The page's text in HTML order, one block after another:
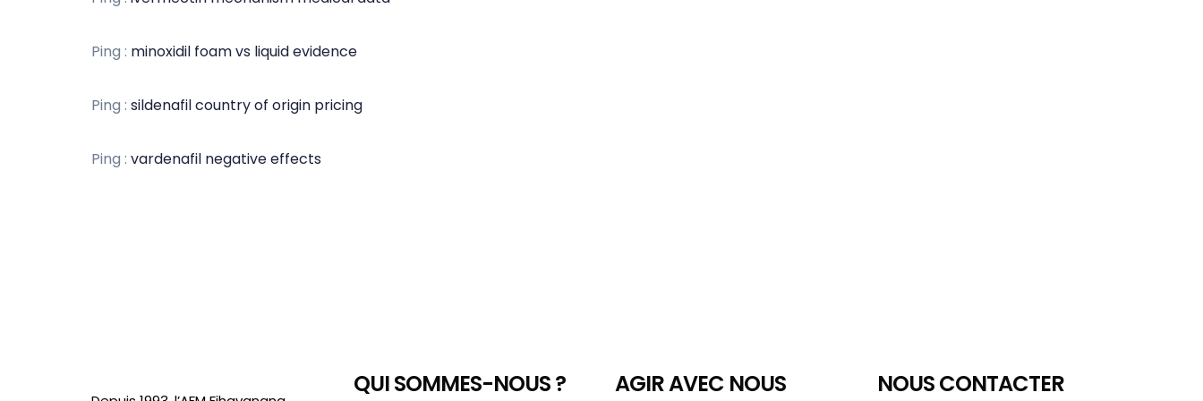
Ping : minoxidil foam vs liquid evidence
Ping : sildenafil country of origin pricing
Ping : vardenafil negative effects
QUI SOMMES-NOUS ? AGIR AVEC NOUS NOUS CONTACTER